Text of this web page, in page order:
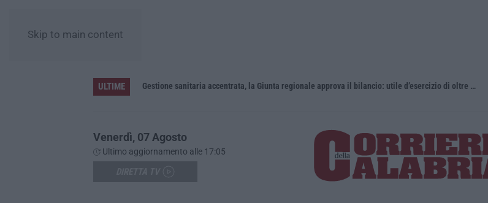
Skip to main content
ULTIME
«La Regione decide dove si sopravvive a un infarto guardando il colore dei sindaci. Pronti gli esposti in Procura» Gestione sanitaria accentrata, la Giunta regionale approva il bilancio: utile d’esercizio di oltre 240 milioni
Venerdì, 07 Agosto
Ultimo aggiornamento alle 17:05